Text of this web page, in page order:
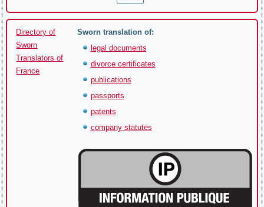
Sworn translation of:
legal documents
divorce certificates
publications
passports
patents
company statutes
Directory of
Sworn
Translators of
France